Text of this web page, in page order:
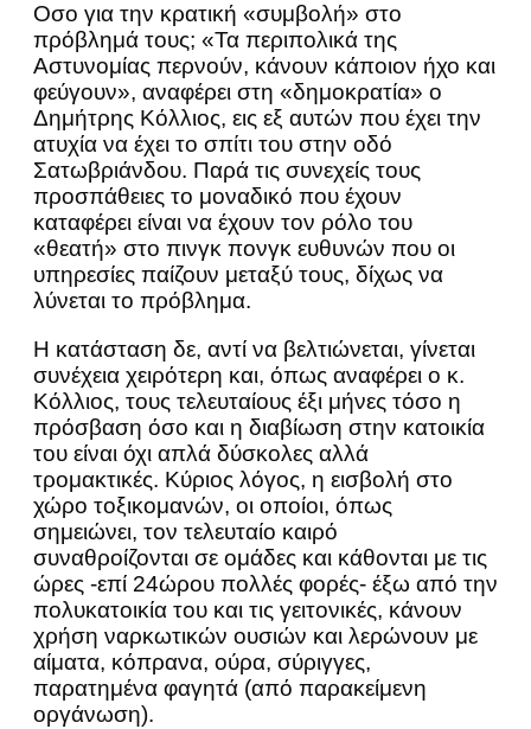
Οσο για την κρατική «συμβολή» στο
πρόβλημά τους; «Τα περιπολικά της
Αστυνομίας περνούν, κάνουν κάποιον ήχο και
φεύγουν», αναφέρει στη «δημοκρατία» ο
Δημήτρης Κόλλιoς, εις εξ αυτών που έχει την
ατυχία να έχει το σπίτι του στην οδό
Σατωβριάνδου. Παρά τις συνεχείς τους
προσπάθειες το μοναδικό που έχουν
καταφέρει είναι να έχουν τον ρόλο του
«θεατή» στο πινγκ πονγκ ευθυνών που οι
υπηρεσίες παίζουν μεταξύ τους, δίχως να
λύνεται το πρόβλημα.
Η κατάσταση δε, αντί να βελτιώνεται, γίνεται
συνέχεια χειρότερη και, όπως αναφέρει ο κ.
Κόλλιος, τους τελευταίους έξι μήνες τόσο η
πρόσβαση όσο και η διαβίωση στην κατοικία
του είναι όχι απλά δύσκολες αλλά
τρομακτικές. Κύριος λόγος, η εισβολή στο
χώρο τοξικομανών, οι οποίοι, όπως
σημειώνει, τον τελευταίο καιρό
συναθροίζονται σε ομάδες και κάθονται με τις
ώρες -επί 24ώρου πολλές φορές- έξω από την
πολυκατοικία του και τις γειτονικές, κάνουν
χρήση ναρκωτικών ουσιών και λερώνουν με
αίματα, κόπρανα, ούρα, σύριγγες,
παρατημένα φαγητά (από παρακείμενη
οργάνωση).